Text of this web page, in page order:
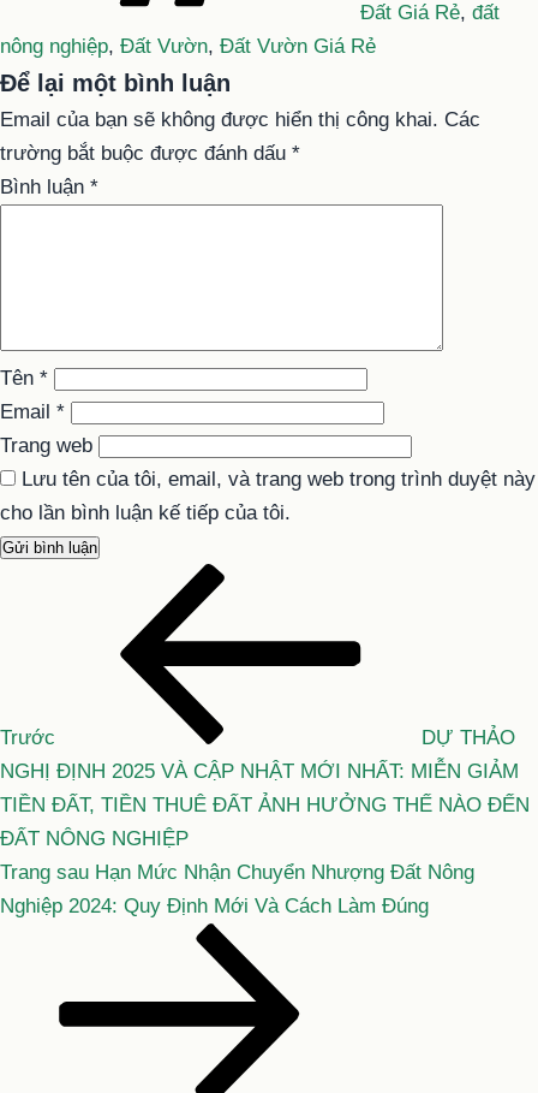
Đất Giá Rẻ, đất
nông nghiệp, Đất Vườn, Đất Vườn Giá Rẻ
Để lại một bình luận
Email của bạn sẽ không được hiển thị công khai. Các
trường bắt buộc được đánh dấu *
Bình luận *
Tên *
Email *
Trang web
Lưu tên của tôi, email, và trang web trong trình duyệt này
cho lần bình luận kế tiếp của tôi.
viết
Trước
DỰ THẢO
NGHỊ ĐỊNH 2025 VÀ CẬP NHẬT MỚI NHẤT: MIỄN GIẢM
TIỀN ĐẤT, TIỀN THUÊ ĐẤT ẢNH HƯỞNG THẾ NÀO ĐẾN
ĐẤT NÔNG NGHIỆP
Bài
tiếp
Trang sau Hạn Mức Nhận Chuyển Nhượng Đất Nông
Nghiệp 2024: Quy Định Mới Và Cách Làm Đúng